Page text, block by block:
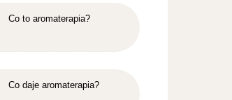
Co to aromaterapia?
Co daje aromaterapia?